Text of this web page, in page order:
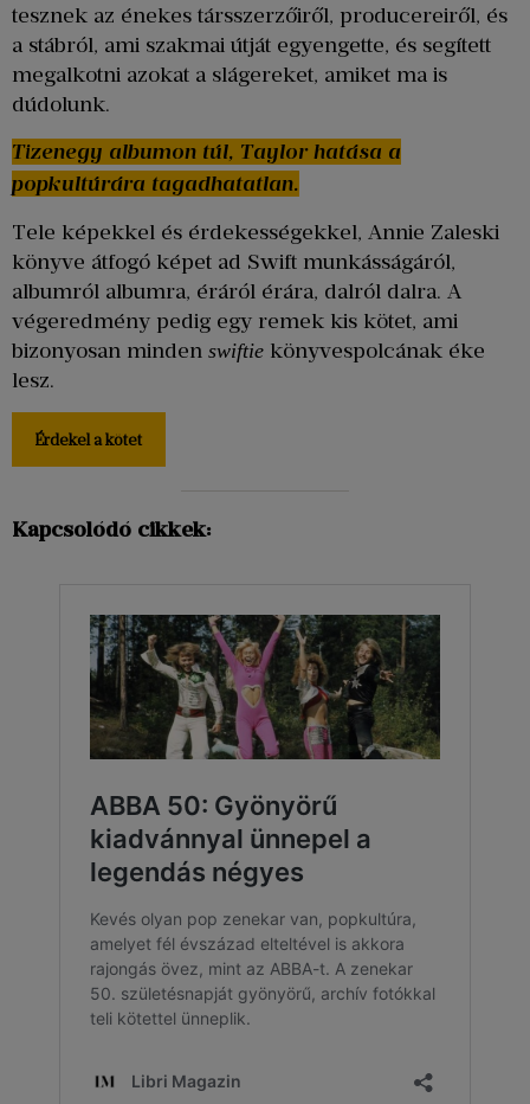
tesznek az énekes társszerzőiről, producereiről, és
a stábról, ami szakmai útját egyengette, és segített
megalkotni azokat a slágereket, amiket ma is
dúdolunk.
Tizenegy albumon túl, Taylor hatása a
popkultúrára tagadhatatlan.
Tele képekkel és érdekességekkel, Annie Zaleski
könyve átfogó képet ad Swift munkásságáról,
albumról albumra, éráról érára, dalról dalra. A
végeredmény pedig egy remek kis kötet, ami
bizonyosan minden swiftie könyvespolcának éke
lesz.
Érdekel a kötet
Kapcsolódó cikkek: